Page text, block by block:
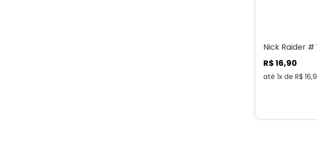
Nick Raider #
R$16,90
até 1x de R$ 16,